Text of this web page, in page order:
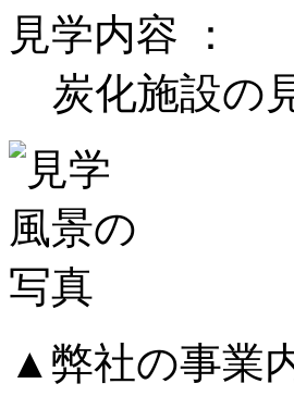
見学内容 ：
炭化施設の
▲弊社の事業